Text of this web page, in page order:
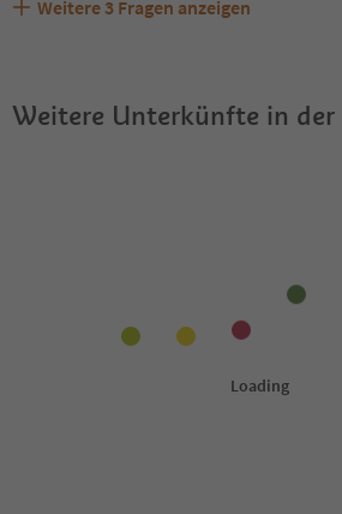
Sind Haustiere in der Unterkunft Hotel
Welche Services bietet Hotel Unterpichl?
Erhalten die Gäste von Hotel Unterpichl einen Südtirol
Weitere 3 Fragen anzeigen
Weitere Unterkünfte in der